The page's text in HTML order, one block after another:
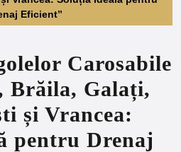
Eficient”
Carosabile
Brăila, Galați,
și Vrancea:
pentru Drenaj